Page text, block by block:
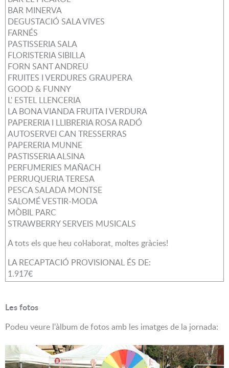
BAR MINERVA
DEGUSTACIÓ SALA VIVES
FARNÉS
PASTISSERIA SALA
FLORISTERIA SIBILLA
FORN SANT ANDREU
FRUITES I VERDURES GRAUPERA
GOOD & FUNNY
L' ESTEL LLENCERIA
LA BONA VIANDA FRUITA I VERDURA
PAPERERIA I LLIBRERIA ROSA RADÓ
AUTOSERVEI CAN TRESSERRAS
PAPERERIA MUNNE
PASTISSERIA ALSINA
PERFUMERIES MAÑACH
PERRUQUERIA TERESA
PESCA SALADA MONTSE
SALOMÉ VESTIR-MODA
MÒBIL PARC
STRAWBERRY SERVEIS MUSICALS
A tots els que heu col·laborat, moltes gràcies!
LA RECAPTACIÓ PROVISIONAL ÉS DE:
1.917€
Les fotos
Podeu veure l'àlbum de fotos amb les imatges de la jornada: